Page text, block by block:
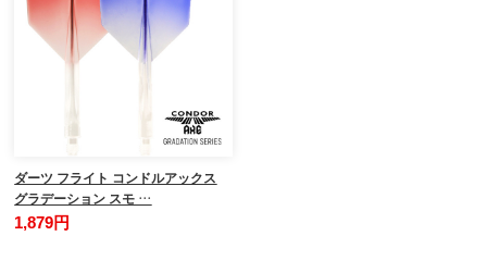
ダーツ フライト コンドルアックス
グラデーション スモ …
1,879円